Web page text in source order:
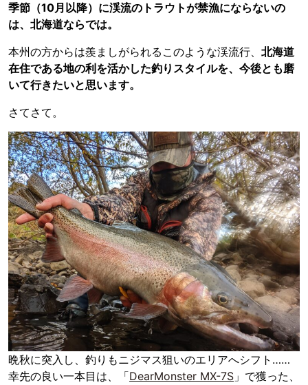
季節（10月以降）に渓流のトラウトが禁漁にならないの
は、北海道ならでは。
本州の方からは羨ましがられるこのような渓流行、 北海道
在住である地の利を活かした釣りスタイルを、今後とも磨
いて行きたいと思います。
さてさて。
晩秋に突入し、釣りもニジマス狙いのエリアへシフト……
幸先の良い一本目は、「DearMonster MX-7S 」で獲った、